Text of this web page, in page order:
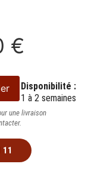
€
Disponibilité :
1 à 2 semaines
une livraison
11